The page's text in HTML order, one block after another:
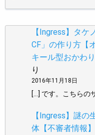
【Ingress】タ
CF」の作り方【
キール型おかわ
り
2016年11月18日
[…] です。こちらの
【Ingress】謎
体【不審者情報】